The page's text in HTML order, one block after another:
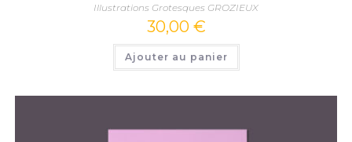
Illustrations Grotesques GROZIEUX
30,00 €
Ajouter au panier